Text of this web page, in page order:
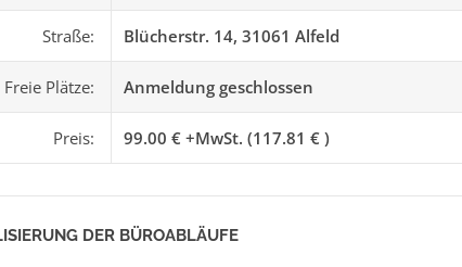
Straße: Blücherstr. 14, 31061 Alfeld
Freie Plätze: Anmeldung geschlossen
Preis: 99.00 € +MwSt. (117.81 € )
DER BÜROABLÄUFE